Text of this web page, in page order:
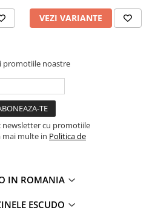
VEZI VARIANTE
promotiile noastre
newsletter cu promotiile
mai multe in Politica de
IN ROMANIA
ESCUDO